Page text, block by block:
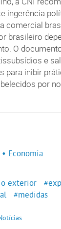
ingerência
comercial
brasileiro
O
e
para inibir
por
• Economia
exterior
#medidas